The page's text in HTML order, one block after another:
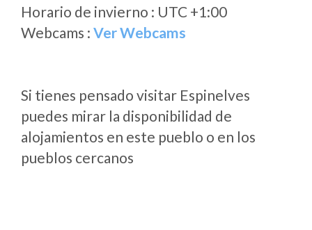
Horario de invierno : UTC +1:00
Webcams : Ver Webcams
Si tienes pensado visitar Espinelves
puedes mirar la disponibilidad de
alojamientos en este pueblo o en los
pueblos cercanos